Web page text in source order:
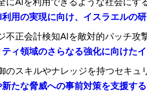
用の実現に向け、イスラエルの
不正会計検知AIを敵対的パッチ攻
ィ領域のさらなる強化に向けた
のスキルやナレッジを持つセキュ
たな脅威への事前対策を支援す